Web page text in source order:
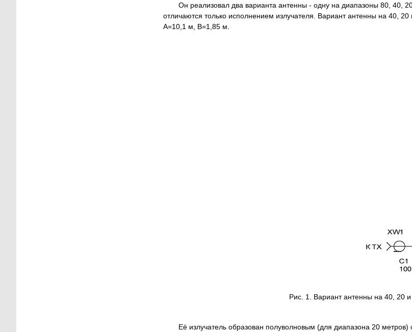
Он реализовал два варианта антенны - одну на диапазоны 80, 40,
отличаются только исполнением излучателя. Вариант антенны на 40,
А=10,1 м, В=1,85 м.
Рис. 1. Вариант антенны на 40, 20
Её излучатель образован полуволновым (для диапазона 20